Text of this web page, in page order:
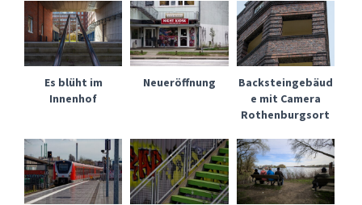
Es blüht im
Innenhof
Neueröffnung
Backsteingebäud
e mit Camera
Rothenburgsort